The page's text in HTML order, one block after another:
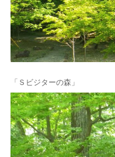
「Ｓビジターの森」